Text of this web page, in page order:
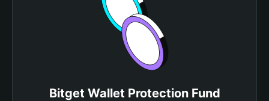
Bitget Wallet Protection Fund